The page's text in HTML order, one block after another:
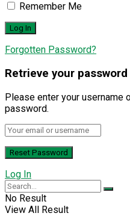
Remember Me
Forgotten Password?
Retrieve your password
Please enter your username
password.
Log In
No Result
View All Result